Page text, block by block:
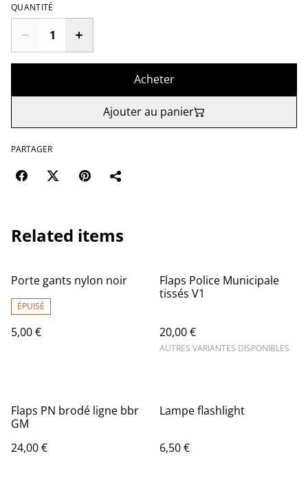
QUANTITÉ
Acheter
Ajouter au panier
PARTAGER
Related items
Porte gants nylon noir
ÉPUISÉ
5,00 €
Flaps Police Municipale
tissés V1
20,00 €
AUTRES VARIANTES DISPONIBLES
Flaps PN brodé ligne bbr
GM
24,00 €
Lampe flashlight
6,50 €